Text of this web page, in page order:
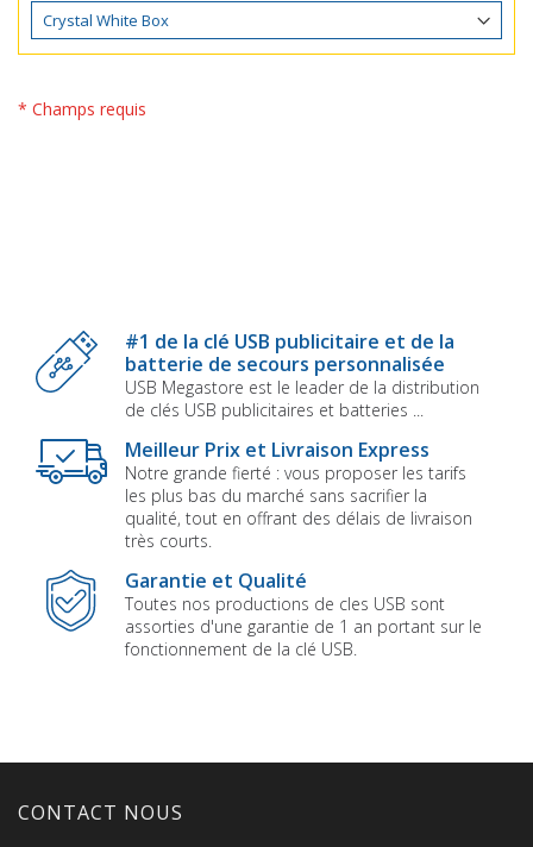
* Champs requis
#1 de la clé USB publicitaire et de la
batterie de secours personnalisée
USB Megastore est le leader de la distribution
de clés USB publicitaires et batteries ...
Meilleur Prix et Livraison Express
Notre grande fierté : vous proposer les tarifs
les plus bas du marché sans sacrifier la
qualité, tout en offrant des délais de livraison
très courts.
Garantie et Qualité
Toutes nos productions de cles USB sont
assorties d'une garantie de 1 an portant sur le
fonctionnement de la clé USB.
CONTACT NOUS